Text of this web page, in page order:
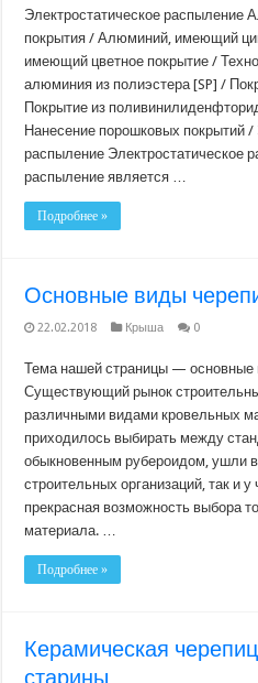
Электростатическое
покрытия / Алюминий, имеющий
имеющий цветное покрытие /
алюминия из полиэстера [SP] /
Покрытие из
Нанесение порошковых покрытий /
распыление Электростатическое
распыление является …
Подробнее »
Основные виды
22.02.2018 Крыша 0
Тема нашей страницы — основные
Существующий рынок
различными видами кровельных
приходилось выбирать между
обыкновенным рубероидом, ушли
строительных организаций, так и
прекрасная возможность выбора
материала. …
Подробнее »
Керамическая
старины